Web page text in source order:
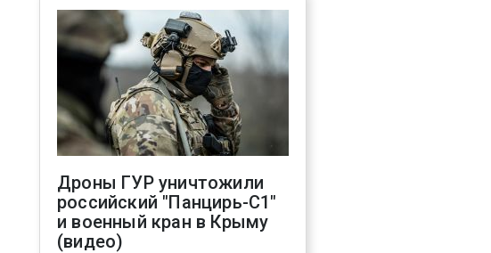
Дроны ГУР уничтожили
российский "Панцирь-С1"
и военный кран в Крыму
(видео)